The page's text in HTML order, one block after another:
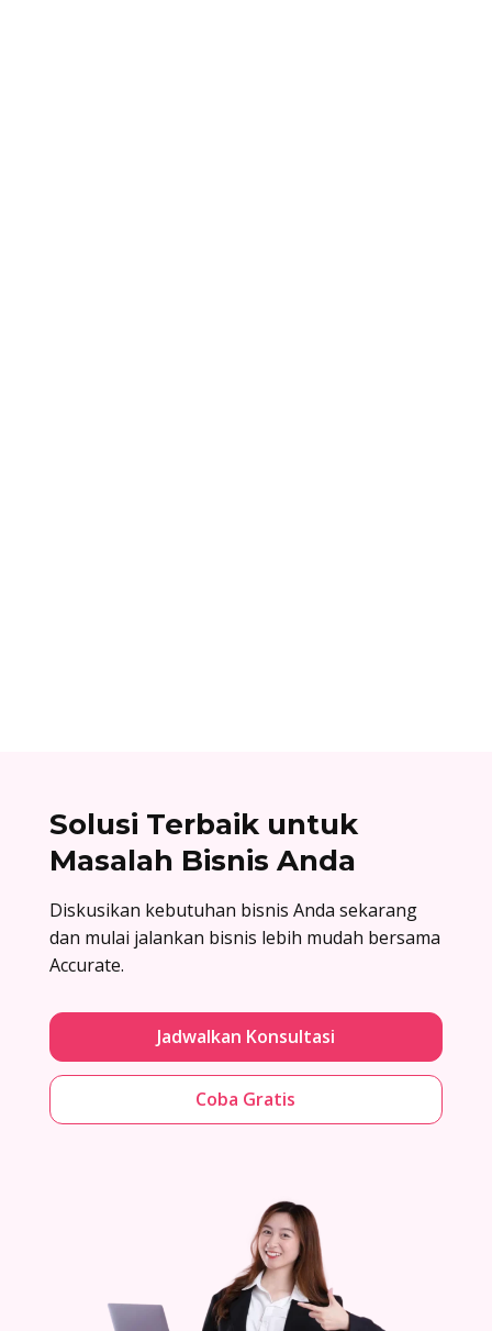
Solusi Terbaik untuk
Masalah Bisnis Anda
Diskusikan kebutuhan bisnis Anda sekarang
dan mulai jalankan bisnis lebih mudah bersama
Accurate.
Jadwalkan Konsultasi
Coba Gratis